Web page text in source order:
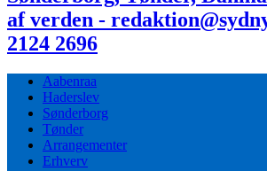
af verden -
2124 2696
Aabenraa
Haderslev
Sønderborg
Tønder
Arrangementer
Erhverv